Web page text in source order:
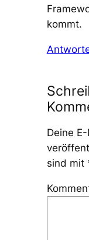
kommt.
Deine
sind mit